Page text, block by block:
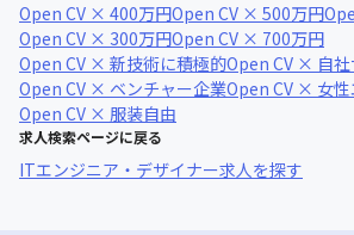
Open CV × 400万円Open CV × 500万円
Open CV × 300万円Open CV × 700万円
Open CV × 新技術に積極的Open CV × 自社
Open CV × ベンチャー企業Open CV × 女
Open CV × 服装自由
求人検索ページに戻る
ITエンジニア・デザイナー求人を探す